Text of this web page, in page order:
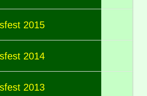
2015
2014
2013